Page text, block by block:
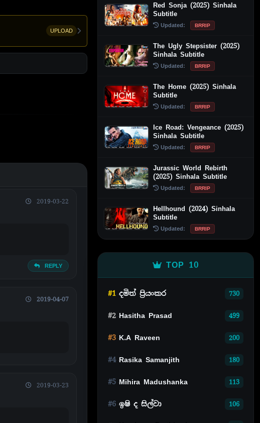
UPLOAD
2019-03-22
REPLY
2019-04-07
2019-03-23
Red Sonja (2025) Sinhala
Subtitle
Updated: BRRIP
The Ugly Stepsister (2025)
Sinhala Subtitle
Updated: BRRIP
The Home (2025) Sinhala
Subtitle
Updated: BRRIP
Ice Road: Vengeance (2025)
Sinhala Subtitle
Updated: BRRIP
Jurassic World Rebirth
(2025) Sinhala Subtitle
Updated: BRRIP
Hellhound (2024) Sinhala
Subtitle
Updated: BRRIP
TOP 10
#1 දමිත් ප්‍රියංකර 730
#2 Hasitha Prasad 499
#3 K.A Raveen 200
#4 Rasika Samanjith 180
#5 Mihira Madushanka 113
#6 ඉෂි ද සිල්වා 106